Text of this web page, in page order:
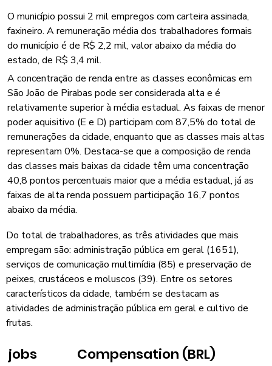
O município possui 2 mil empregos com carteira assinada,
faxineiro. A remuneração média dos trabalhadores formais
do município é de R$ 2,2 mil, valor abaixo da média do
estado, de R$ 3,4 mil.
A concentração de renda entre as classes econômicas em
São João de Pirabas pode ser considerada alta e é
relativamente superior à média estadual. As faixas de menor
poder aquisitivo (E e D) participam com 87,5% do total de
remunerações da cidade, enquanto que as classes mais altas
representam 0%. Destaca-se que a composição de renda
das classes mais baixas da cidade têm uma concentração
40,8 pontos percentuais maior que a média estadual, já as
faixas de alta renda possuem participação 16,7 pontos
abaixo da média.
Do total de trabalhadores, as três atividades que mais
empregam são: administração pública em geral (1651),
serviços de comunicação multimídia (85) e preservação de
peixes, crustáceos e moluscos (39). Entre os setores
característicos da cidade, também se destacam as
atividades de administração pública em geral e cultivo de
frutas.
jobs
Compensation (BRL)